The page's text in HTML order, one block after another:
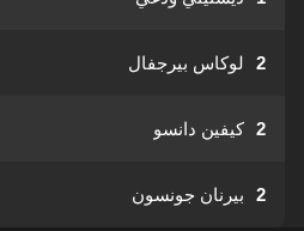
2 لوكاس بيرجفال
2 كيفين دانسو
2 بيرنان جونسون